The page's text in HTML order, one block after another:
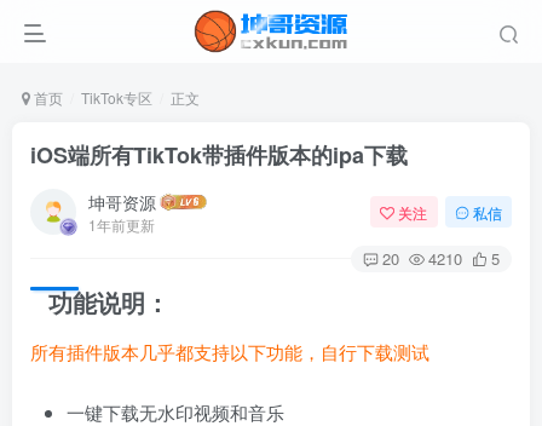
首页 TikTok专区 正文
iOS端所有TikTok带插件版本的ipa下载
坤哥资源
1年前更新
关注 私信
20 4210 5
功能说明：
所有插件版本几乎都支持以下功能，自行下载测试
一键下载无水印视频和音乐